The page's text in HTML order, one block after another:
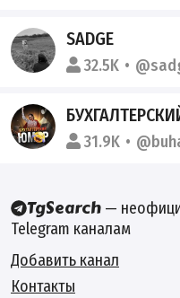
SADGE
32.5K
31.9K
—
Telegram каналам
Добавить канал
Контакты